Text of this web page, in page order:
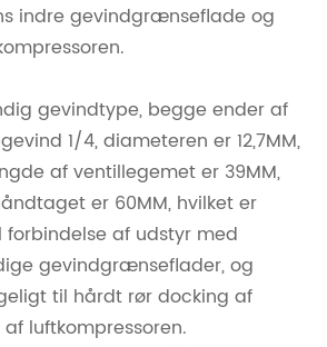
indre gevindgrænseflade og
gevindtype, begge ender af
1/4, diameteren er 12,7MM,
af ventillegemet er 39MM,
er 60MM, hvilket er
af udstyr med
gevindgrænseflader, og
til hårdt rør docking af
luftkompressoren.